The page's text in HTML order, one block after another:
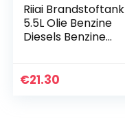
Riiai Brandstoftank
5.5L Olie Benzine
Diesels Benzine
Auto
€21.30